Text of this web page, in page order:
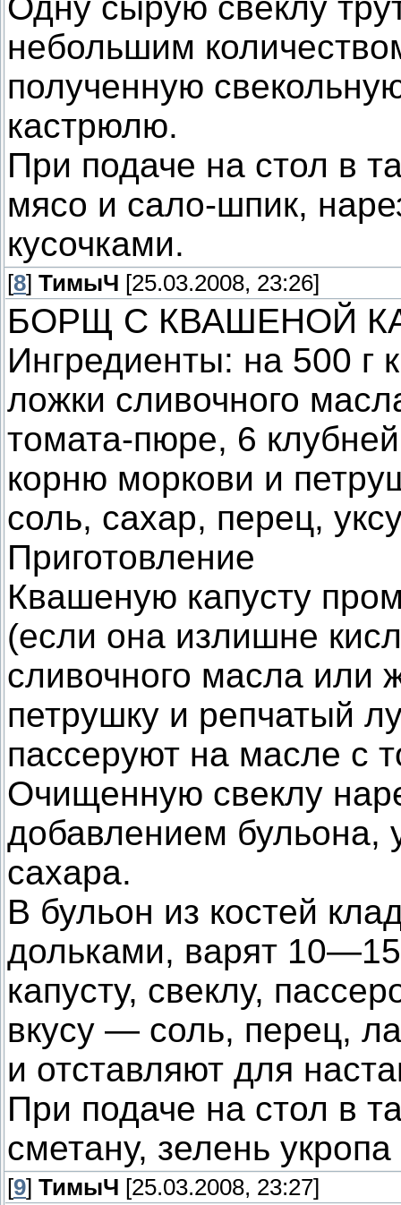
Одну сырую свеклу
небольшим
полученную
кастрюлю.
При подаче на стол в
мясо и сало-шпик,
кусочками.
[8] ТимыЧ [25.03.2008, 23:26]
БОРЩ С КВАШЕНОЙ
Ингредиенты: на 500 г
ложки сливочного
томата-пюре, 6
корню моркови и
соль, сахар, перец,
Приготовление
Квашеную капусту
(если она излишне
сливочного масла
петрушку и репчатый
пассеруют на масле с
Очищенную свеклу
добавлением бульона,
сахара.
В бульон из костей
дольками, варят
капусту, свеклу,
вкусу — соль, перец,
и отставляют для
При подаче на стол в
сметану, зелень
[9] ТимыЧ [25.03.2008, 23:27]